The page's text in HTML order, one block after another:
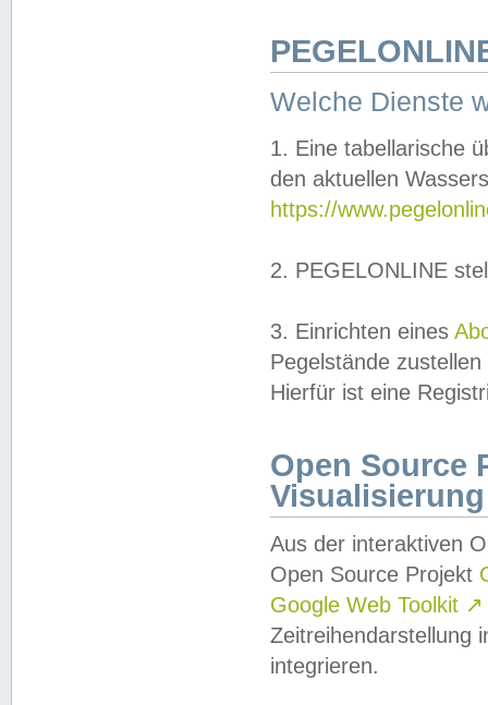
Welche Dienste
1. Eine tabellarische
den aktuellen
https://
2. PEGELONLINE
3. Einrichten eines
Pegelstände
Hierfür ist eine
Open Source
Visualisierung
Aus der interaktiven
Open Source Projekt
Google Web Toolkit ↗
Zeitreihendarstellung
integrieren.